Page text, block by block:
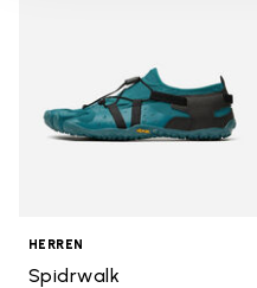
HERREN
Spidrwalk